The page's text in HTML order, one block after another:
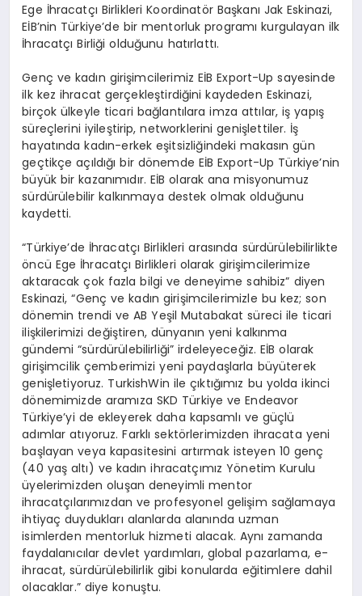
Ege İhracatçı Birlikleri Koordinatör Başkanı Jak Eskinazi,
EİB’nin Türkiye’de bir mentorluk programı kurgulayan ilk
İhracatçı Birliği olduğunu hatırlattı.
Genç ve kadın girişimcilerimiz EİB Export-Up sayesinde
ilk kez ihracat gerçekleştirdiğini kaydeden Eskinazi,
birçok ülkeyle ticari bağlantılara imza attılar, iş yapış
süreçlerini iyileştirip, networklerini genişlettiler. İş
hayatında kadın-erkek eşitsizliğindeki makasın gün
geçtikçe açıldığı bir dönemde EİB Export-Up Türkiye’nin
büyük bir kazanımıdır. EİB olarak ana misyonumuz
sürdürülebilir kalkınmaya destek olmak olduğunu
kaydetti.
“Türkiye’de İhracatçı Birlikleri arasında sürdürülebilirlikte
öncü Ege İhracatçı Birlikleri olarak girişimcilerimize
aktaracak çok fazla bilgi ve deneyime sahibiz” diyen
Eskinazi, “Genç ve kadın girişimcilerimizle bu kez; son
dönemin trendi ve AB Yeşil Mutabakat süreci ile ticari
ilişkilerimizi değiştiren, dünyanın yeni kalkınma
gündemi “sürdürülebilirliği” irdeleyeceğiz. EİB olarak
girişimcilik çemberimizi yeni paydaşlarla büyüterek
genişletiyoruz. TurkishWin ile çıktığımız bu yolda ikinci
dönemimizde aramıza SKD Türkiye ve Endeavor
Türkiye’yi de ekleyerek daha kapsamlı ve güçlü
adımlar atıyoruz. Farklı sektörlerimizden ihracata yeni
başlayan veya kapasitesini artırmak isteyen 10 genç
(40 yaş altı) ve kadın ihracatçımız Yönetim Kurulu
üyelerimizden oluşan deneyimli mentor
ihracatçılarımızdan ve profesyonel gelişim sağlamaya
ihtiyaç duydukları alanlarda alanında uzman
isimlerden mentorluk hizmeti alacak. Aynı zamanda
faydalanıcılar devlet yardımları, global pazarlama, e-
ihracat, sürdürülebilirlik gibi konularda eğitimlere dahil
olacaklar.” diye konuştu.